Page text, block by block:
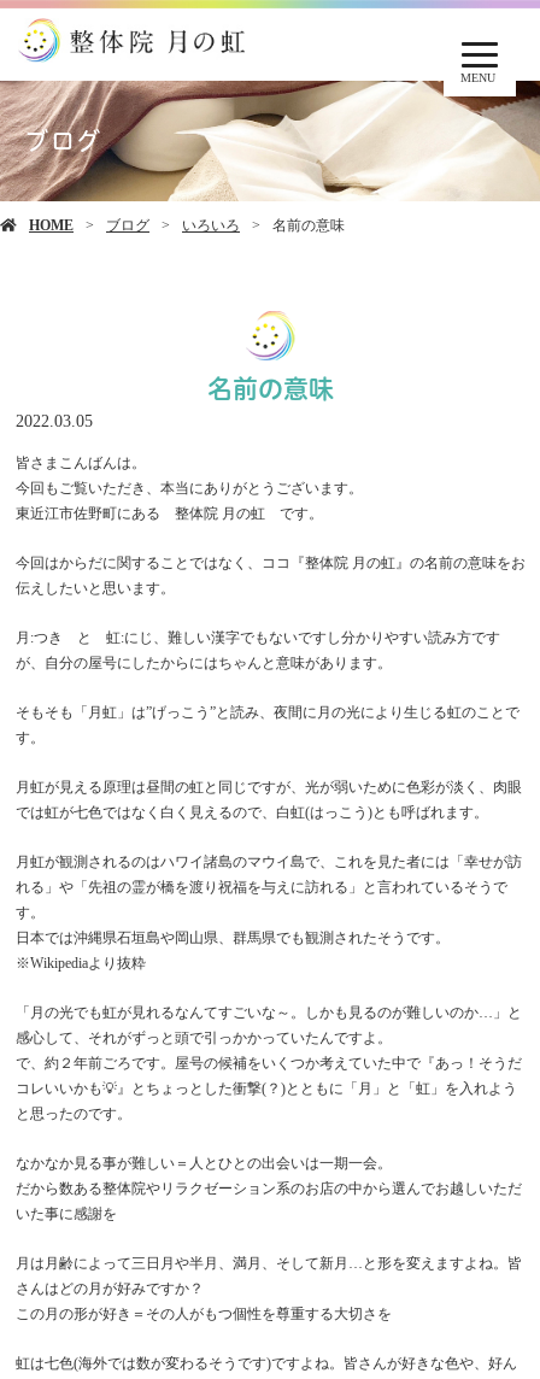
MENU
ブログ
HOME ブログ いろいろ 名前の意味
名前の意味
2022.03.05
皆さまこんばんは。
今回もご覧いただき、本当にありがとうございます。
東近江市佐野町にある 整体院 月の虹 です。
今回はからだに関することではなく、ココ『整体院 月の虹』の名前の意味をお
伝えしたいと思います。
月:つき と 虹:にじ、難しい漢字でもないですし分かりやすい読み方です
が、自分の屋号にしたからにはちゃんと意味があります。
そもそも「月虹」は”げっこう”と読み、夜間に 月の光により生じる虹のことで
す。
月虹が見える原理は昼間の虹と同じですが、光が弱いために色彩が淡く、肉眼
では虹が七色ではなく白く見えるので、白虹(はっこう)とも呼ばれます。
月虹が観測されるのはハワイ諸島のマウイ島で、これを見た者には「幸せが訪
れる」や「先祖の霊が橋を渡り祝福を与えに訪れる」と言われているそうで
す。
日本では沖縄県石垣島や岡山県、群馬県でも観測されたそうです。
※Wikipediaより抜粋
「月の光でも虹が見れるなんてすごいな～。しかも見るのが難しいのか…」と
感心して、それがずっと頭で引っかかっていたんですよ。
で、約２年前ごろです。屋号の候補をいくつか考えていた中で『あっ！そうだ
コレいいかも💡』とちょっとした衝撃(？)とともに「月」と「虹」を入れよう
と思ったのです。
なかなか見る事が難しい＝人とひとの出会いは一期一会。
だから数ある整体院やリラクゼーション系のお店の中から選んでお越しいただ
いた事に感謝を
月は月齢によって三日月や半月、満月、そして新月…と形を変えますよね。皆
さんはどの月が好みですか？
この月の形が好き＝その人がもつ個性を尊重する大切さを
虹は七色(海外では数が変わるそうです)ですよね。皆さんが好きな色や、好ん